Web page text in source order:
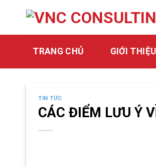
TRANG CHỦ GIỚI THIỆU
TIN TỨC
CÁC ĐIỂM LƯU Ý